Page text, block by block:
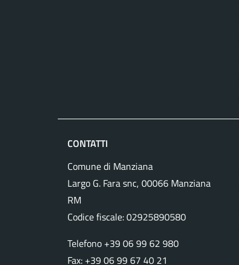
CONTATTI
Comune di Manziana
Largo G. Fara snc, 00066 Manziana
RM
Codice fiscale:02925890580
Telefono +39 06 99 62 980
Fax: +39 06 99 67 40 21